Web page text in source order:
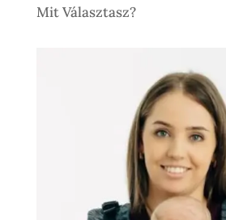
Mit Választasz?